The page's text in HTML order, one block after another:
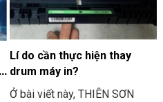
Lí do cần thực hiện thay
drum máy in?
Ở bài viết này, THIÊN SƠN